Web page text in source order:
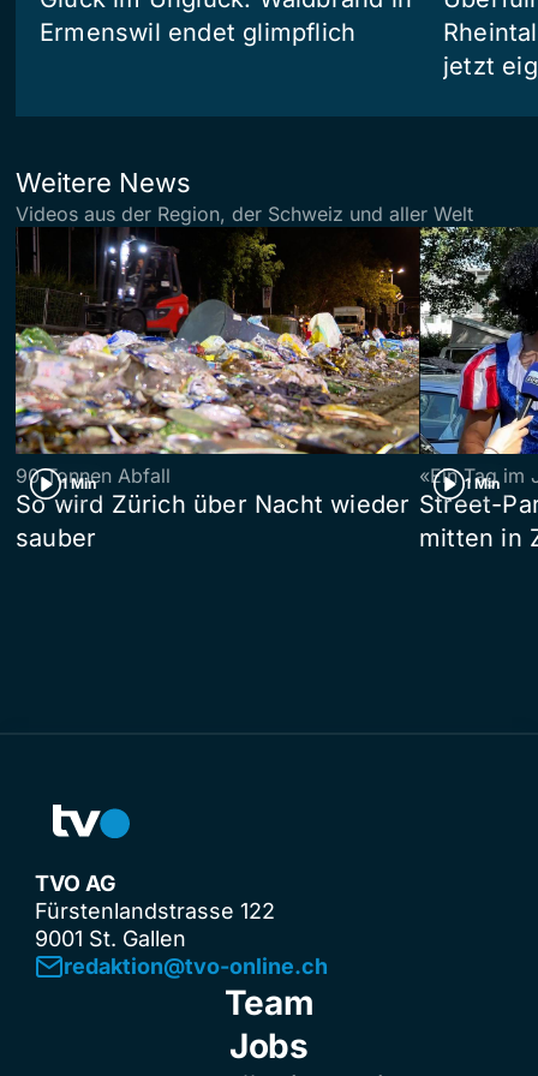
Ermenswil endet glimpflich
jetzt
Weitere News
Videos aus der Region, der Schweiz und aller Welt
1 Min
90 Tonnen Abfall
So wird Zürich über Nacht wieder
sauber
1 Min
«Ein Tag im
Street-
mitten in
TVO AG
Fürstenlandstrasse 122
9001 St. Gallen
redaktion@tvo-online.ch
Team
Jobs